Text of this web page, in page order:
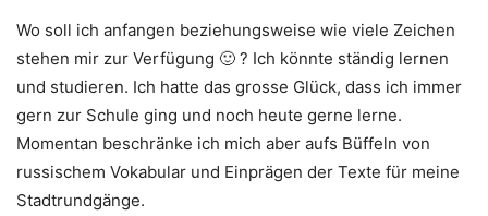
Wo soll ich anfangen beziehungsweise wie viele Zeichen
stehen mir zur Verfügung 🙂 ? Ich könnte ständig lernen
und studieren. Ich hatte das grosse Glück, dass ich immer
gern zur Schule ging und noch heute gerne lerne.
Momentan beschränke ich mich aber aufs Büffeln von
russischem Vokabular und Einprägen der Texte für meine
Stadtrundgänge.